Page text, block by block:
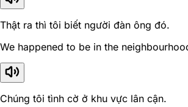
Thật ra thì tôi biết người đàn ông đó.
We happened to be in the
Chúng tôi tình cờ ở khu vực lân cận.